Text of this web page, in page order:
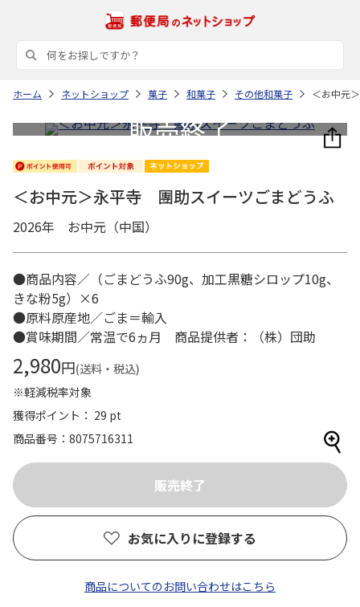
ホーム ネットショップ 菓子 和菓子 その他和菓子 ＜お中元
＜お中元＞永平寺 團助スイーツごまどうふ
2026年 お中元（中国）
●商品内容／（ごまどうふ90g、加工黒糖シロップ10g、
きな粉5g）×6
●原料原産地／ごま＝輸入
●賞味期間／常温で6ヵ月 商品提供者：（株）団助
2,980円(送料・税込)
※軽減税率対象
獲得ポイント： 29 pt
商品番号
8075716311
お気に入りに登録する
商品についてのお問い合わせはこちら